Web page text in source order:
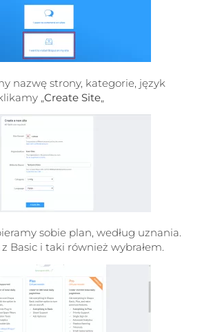
nazwę strony, kategorie, język
„ Create Site„
sobie plan, według uznania.
Basic i taki również wybrałem.